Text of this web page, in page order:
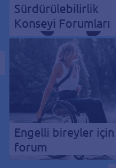
Sürdürülebilirlik
Konseyi Forumları
Engelli bireyler için
forum